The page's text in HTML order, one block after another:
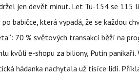
jen devět minut. Let Tu-154 se
po babičce, která vypadá, že se každou
70 % světových transakcí běží na
kvůli e-shopu za biliony, Putin
hádanka nachytala už tisíce lidí.